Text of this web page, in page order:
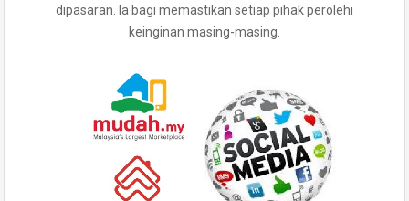
dipasaran. Ia bagi memastikan setiap pihak perolehi
keinginan masing-masing.